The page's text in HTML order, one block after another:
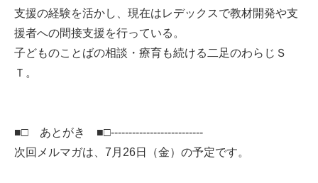
支援の経験を活かし、現在はレデックスで教材開発や支
援者への間接支援を行っている。
子どものことばの相談・療育も続ける二足のわらじＳ
Ｔ。
■□ あとがき ■□--------------------------
次回メルマガは、7月26日（金）の予定です。